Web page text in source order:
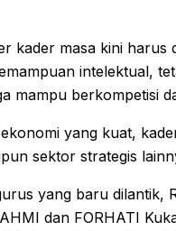
kader masa kini harus
intelektual,
mampu berkompetisi
yang kuat,
sektor strategis
yang baru dilantik,
dan FORHATI